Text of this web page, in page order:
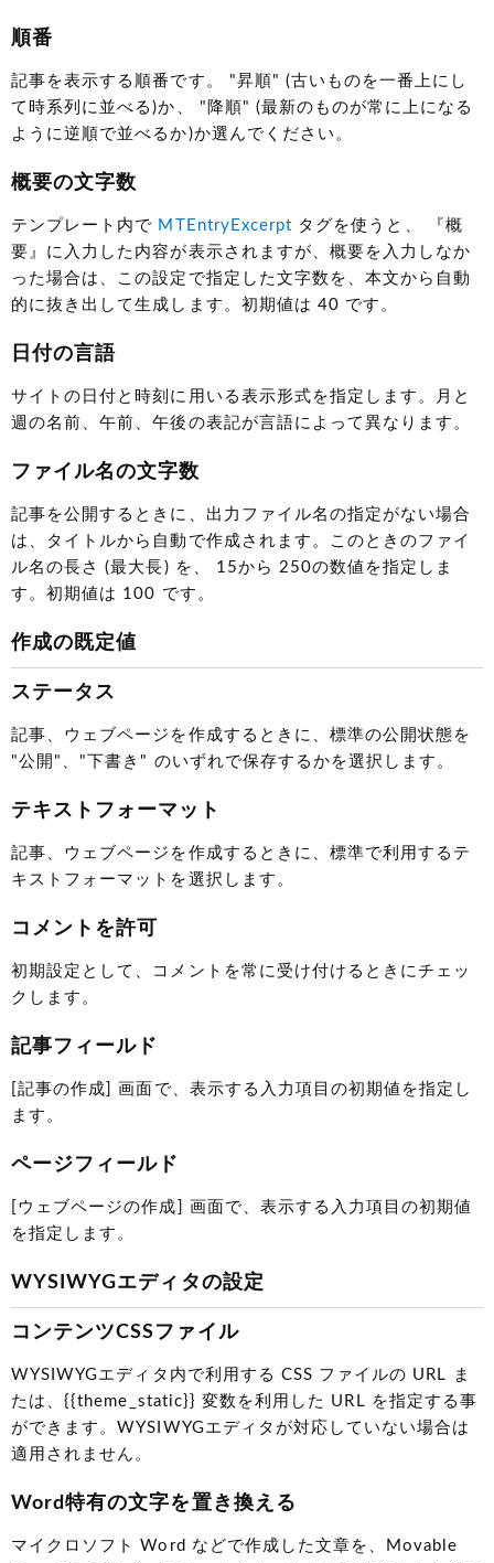
順番
記事を表示する順番です。 "昇順" (古いものを一番上にし
て時系列に並べる)か、 "降順" (最新のものが常に上になる
ように逆順で並べるか)か選んでください。
概要の文字数
テンプレート内で MTEntryExcerpt タグを使うと、 『概
要』に入力した内容が表示されますが、概要を入力しなか
った場合は、この設定で指定した文字数を、本文から自動
的に抜き出して生成します。初期値は 40 です。
日付の言語
サイトの日付と時刻に用いる表示形式を指定します。月と
週の名前、午前、午後の表記が言語によって異なります。
ファイル名の文字数
記事を公開するときに、出力ファイル名の指定がない場合
は、タイトルから自動で作成されます。このときのファイ
ル名の長さ (最大長) を、 15から 250の数値を指定しま
す。初期値は 100 です。
作成の既定値
ステータス
記事、ウェブページを作成するときに、標準の公開状態を
"公開"、"下書き" のいずれで保存するかを選択します。
テキストフォーマット
記事、ウェブページを作成するときに、標準で利用するテ
キストフォーマットを選択します。
コメントを許可
初期設定として、コメントを常に受け付けるときにチェッ
クします。
記事フィールド
[記事の作成] 画面で、表示する入力項目の初期値を指定し
ます。
ページフィールド
[ウェブページの作成] 画面で、表示する入力項目の初期値
を指定します。
WYSIWYGエディタの設定
コンテンツCSSファイル
WYSIWYGエディタ内で利用する CSS ファイルの URL ま
たは、{{theme_static}} 変数を利用した URL を指定する事
ができます。WYSIWYGエディタが対応していない場合は
適用されません。
Word特有の文字を置き換える
マイクロソフト Word などで作成した文章を、Movable